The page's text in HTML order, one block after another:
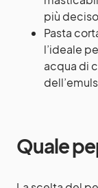
più
Pasta
l’ideale
acqua di
Quale